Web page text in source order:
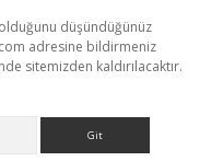
düşündüğünüz
adresine bildirmeniz
sitemizden kaldırılacaktır.